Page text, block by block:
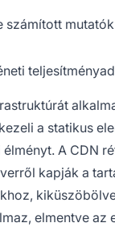
számított mutatók
a statikus
A CDN
kapják a
elmentve